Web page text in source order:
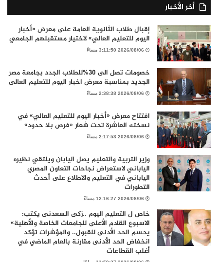
أخر الأخبار
إقبال طلاب الثانوية العامة على معرض «أخبار
اليوم للتعليم العالي» لاختيار مستقبلهم الجامعي
2026/08/06 3:11:50 مساءً
خصومات تصل الى 30%للطلاب الجدد بجامعة مصر
الجديد بمناسبة معرض اخبار اليوم للتعليم العالى
2026/08/06 2:38:38 مساءً
افتتاح معرض «أخبار اليوم للتعليم العالي» في
نسخته العاشرة تحت شعار «فرص بلا حدود»
2026/08/06 2:17:53 مساءً
وزير التربية والتعليم يصل اليابان ويلتقي نظيره
الياباني لاستعراض نجاحات التعاون المصري
الياباني في التعليم والاطلاع على أحدث
التطورات
2026/08/06 12:16:27 مساءً
خاص ل التعليم اليوم ..زكى السعدنى يكتب:
الاسبوع القادم الأعلى للجامعات الخاصة والأهلية»
يحسم الحد الأدنى للقبول.. والمؤشرات تؤكد
انخفاض الحد الأدنى مقارنة بالعام الماضي في
أغلب القطاعات